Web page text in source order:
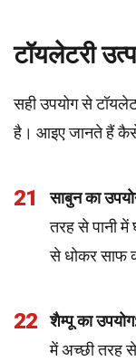
टॉयलेटरी
सही उपयोग से
है। आइए जानते हैं
21 साबुन का
तरह से पानी
से धोकर साफ
22 शैम्पू का
में अच्छी तरह